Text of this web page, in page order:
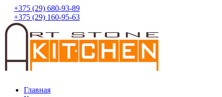
+375 (29) 680-93-89
+375 (29) 160-95-63
Главная